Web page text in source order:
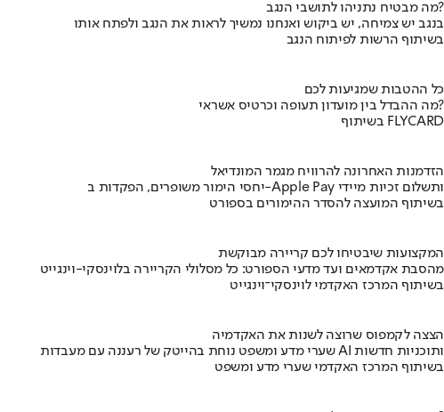
מה מבטיח נתניהו לתושבי הנגב?
בנגב יש צמיחה, יש ביקוש ואנחנו נמשיך לראות את הנגב ולפתח אותו
בשיתוף הרשות לפיתוח הנגב
כל ההטבות שמגיעות לכם
מה ההבדל בין מועדון תעופה וכרטיס אשראי?
בשיתוף FLYCARD
הזדמנות האחרונה להרוויח מגמר המונדיאל
יחסי הימור משופרים, הפקדות ב-Apple Pay ותשלום זכיות מיידי
בשיתוף המועצה להסדר ההימורים בספורט
המקצועות שיבטיחו לכם קריירה מבוקשת
מהסבת אקדמאים ועד מדעי הספורט: כל מסלולי הקריירה בלוינסקי-וינגייט
בשיתוף המרכז האקדמי לוינסקי־וינגייט
הצצה לקמפוס שרוצה לשנות את האקדמיה
שערי מדע ומשפט נוחת בהייטק של רעננה עם מעבדות AI ותוכניות חדשות
בשיתוף המרכז האקדמי שערי מדע ומשפט